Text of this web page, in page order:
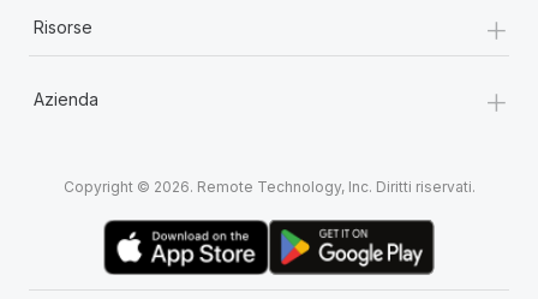
Risorse +
Azienda +
Copyright © 2026. Remote Technology, Inc. Diritti riservati.